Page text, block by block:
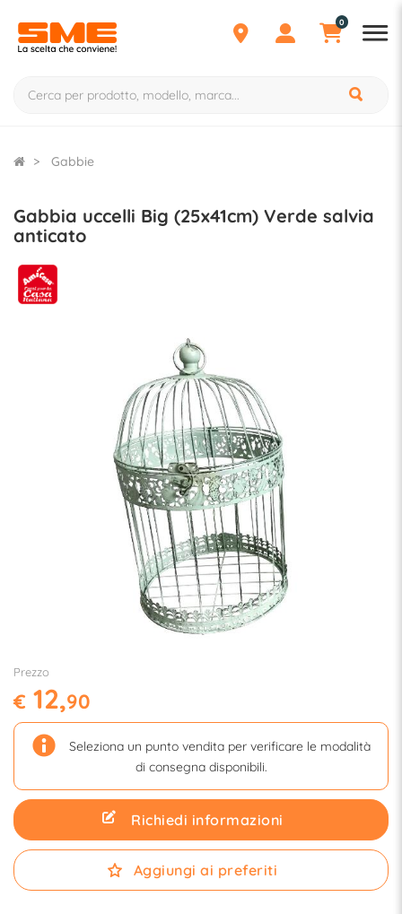
0
Gabbie
Gabbia uccelli Big (25x41cm) Verde salvia
anticato
Prezzo
€ 12,90
Seleziona un punto vendita per verificare le modalità
di consegna disponibili.
Richiedi informazioni
Aggiungi ai preferiti